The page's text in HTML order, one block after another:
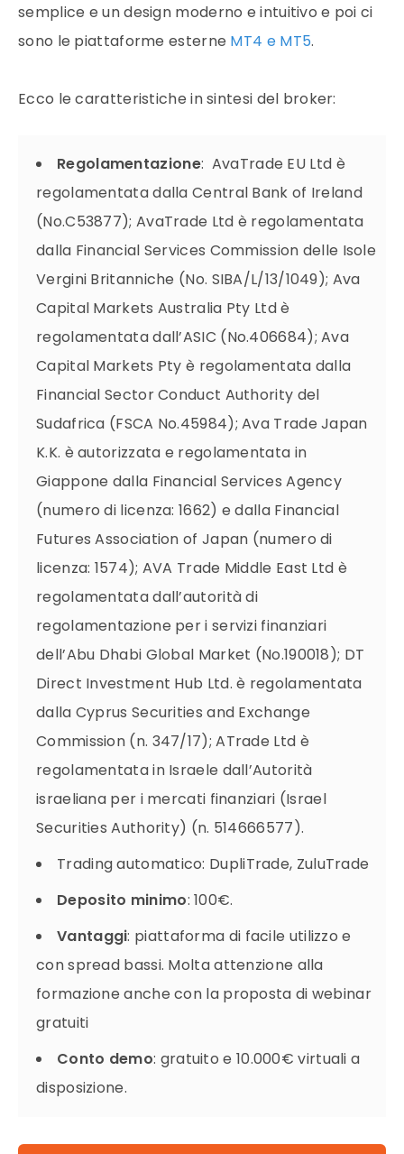
semplice e un design moderno e intuitivo e poi ci
sono le piattaforme esterne MT4 e MT5.
Ecco le caratteristiche in sintesi del broker:
Regolamentazione: AvaTrade EU Ltd è
regolamentata dalla Central Bank of Ireland
(No.C53877); AvaTrade Ltd è regolamentata
dalla Financial Services Commission delle Isole
Vergini Britanniche (No. SIBA/L/13/1049); Ava
Capital Markets Australia Pty Ltd è
regolamentata dall’ASIC (No.406684); Ava
Capital Markets Pty è regolamentata dalla
Financial Sector Conduct Authority del
Sudafrica (FSCA No.45984); Ava Trade Japan
K.K. è autorizzata e regolamentata in
Giappone dalla Financial Services Agency
(numero di licenza: 1662) e dalla Financial
Futures Association of Japan (numero di
licenza: 1574); AVA Trade Middle East Ltd è
regolamentata dall’autorità di
regolamentazione per i servizi finanziari
dell’Abu Dhabi Global Market (No.190018); DT
Direct Investment Hub Ltd. è regolamentata
dalla Cyprus Securities and Exchange
Commission (n. 347/17); ATrade Ltd è
regolamentata in Israele dall’Autorità
israeliana per i mercati finanziari (Israel
Securities Authority) (n. 514666577).
Trading automatico: DupliTrade, ZuluTrade
Deposito minimo: 100€.
Vantaggi: piattaforma di facile utilizzo e
con spread bassi. Molta attenzione alla
formazione anche con la proposta di webinar
gratuiti
Conto demo: gratuito e 10.000€ virtuali a
disposizione.